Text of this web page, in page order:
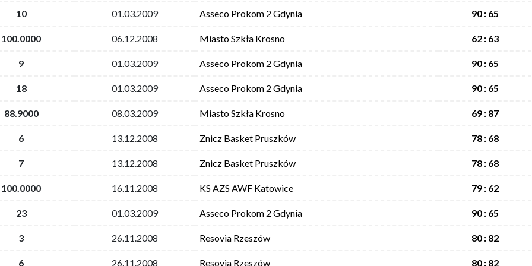
10 01.03.2009 Asseco Prokom 2 Gdynia 90 : 65
100.0000 06.12.2008 Miasto Szkła Krosno 62 : 63
9 01.03.2009 Asseco Prokom 2 Gdynia 90 : 65
18 01.03.2009 Asseco Prokom 2 Gdynia 90 : 65
88.9000 08.03.2009 Miasto Szkła Krosno 69 : 87
6 13.12.2008 Znicz Basket Pruszków 78 : 68
7 13.12.2008 Znicz Basket Pruszków 78 : 68
100.0000 16.11.2008 KS AZS AWF Katowice 79 : 62
23 01.03.2009 Asseco Prokom 2 Gdynia 90 : 65
3 26.11.2008 Resovia Rzeszów 80 : 82
6 26.11.2008 Resovia Rzeszów 80 : 82